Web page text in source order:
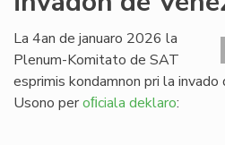
La 4an de januaro 2026 la
Plenum-Komitato de SAT
esprimis kondamnon pri la
Usono peroﬁciala deklaro: